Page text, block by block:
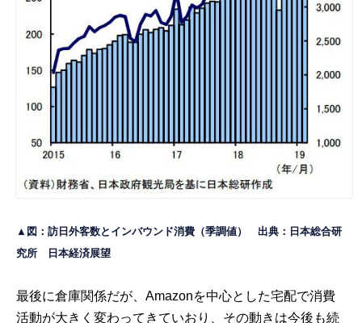
▲図：訪日外客数とインバウンド消費（季調値） 出典：日本総合研
究所
日本経済展望
最後に倉庫関係だが、Amazonを中心とした宅配で消費
活動が大きく変わってきていおり、その動きは今後も続